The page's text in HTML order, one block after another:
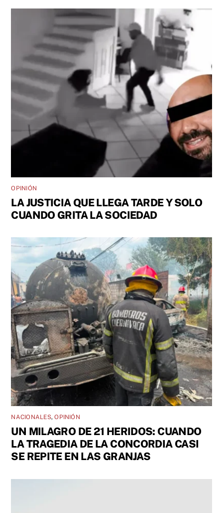
OPINIÓN
LA JUSTICIA QUE LLEGA TARDE Y SOLO
CUANDO GRITA LA SOCIEDAD
NACIONALES,OPINIÓN
UN MILAGRO DE 21 HERIDOS: CUANDO
LA TRAGEDIA DE LA CONCORDIA CASI
SE REPITE EN LAS GRANJAS